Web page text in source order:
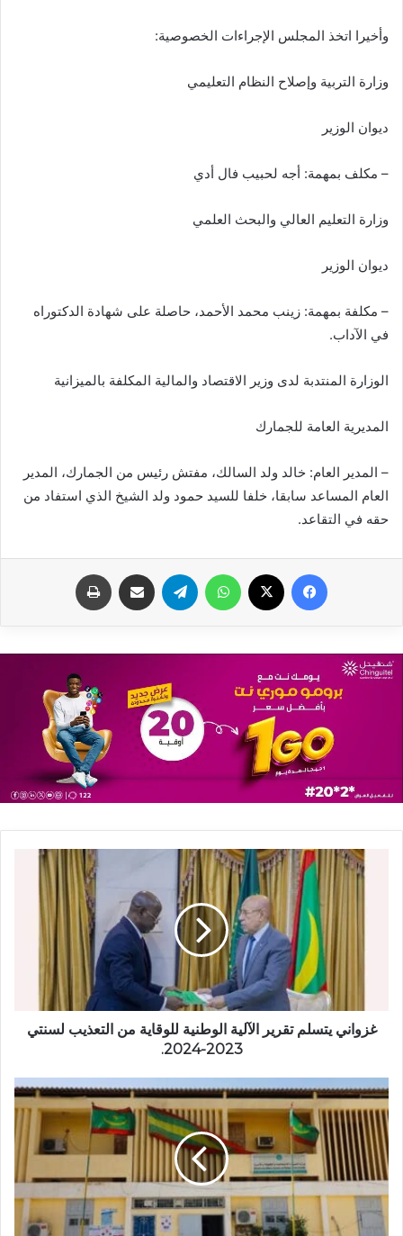
وأخيرا اتخذ المجلس الإجراءات الخصوصية:
وزارة التربية وإصلاح النظام التعليمي
ديوان الوزير
– مكلف بمهمة: أجه لحبيب فال أدي
وزارة التعليم العالي والبحث العلمي
ديوان الوزير
– مكلفة بمهمة: زينب محمد الأحمد، حاصلة على شهادة الدكتوراه
في الآداب.
الوزارة المنتدبة لدى وزير الاقتصاد والمالية المكلفة بالميزانية
المديرية العامة للجمارك
– المدير العام: خالد ولد السالك، مفتش رئيس من الجمارك، المدير
العام المساعد سابقا، خلفا للسيد حمود ولد الشيخ الذي استفاد من
حقه في التقاعد.
فيسبوك واتساب تيلقرام مشاركة عبر البريد
غزواني يتسلم تقرير الآلية الوطنية للوقاية من التعذيب لسنتي
2023-2024.